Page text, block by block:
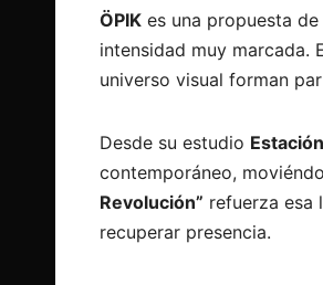
ÖPIK es una propuesta de
intensidad muy marcada.
universo visual forman
Desde su estudio
contemporáneo,
Revolución” refuerza esa
recuperar presencia.